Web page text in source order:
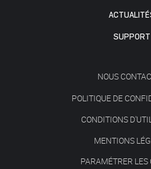
SUPPORT
NOUS
POLITIQUE DE
CONDITIONS
MENTIONS
PARAMÉTRER LES